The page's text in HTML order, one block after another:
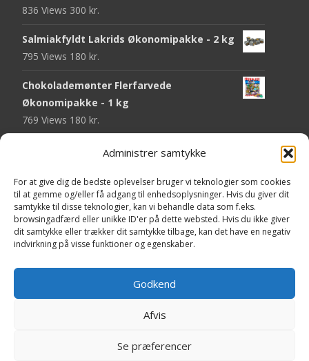
Administrer samtykke
For at give dig de bedste oplevelser bruger vi teknologier som cookies
til at gemme og/eller få adgang til enhedsoplysninger. Hvis du giver dit
samtykke til disse teknologier, kan vi behandle data som f.eks.
browsingadfærd eller unikke ID'er på dette websted. Hvis du ikke giver
dit samtykke eller trækker dit samtykke tilbage, kan det have en negativ
indvirkning på visse funktioner og egenskaber.
Godkend
Afvis
Se præferencer
836 Views 300 kr.
Salmiakfyldt Lakrids Økonomipakke - 2 kg
795 Views 180 kr.
Chokolademønter Flerfarvede
Økonomipakke - 1 kg
769 Views 180 kr.
Malaco Stjerner Lakrids - 92 gram
Pringles Hot & Spicy - 165 gram
745 Views40 kr.
Fini Krudttønder Tyggegummi
, Themei-craftby TemplatesNext.